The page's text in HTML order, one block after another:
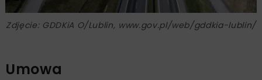
Zdjęcie: GDDKiA O/Lublin, www.gov.pl/web/gddkia-lublin/
Umowa